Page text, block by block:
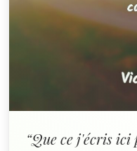
“Que ce j'écris